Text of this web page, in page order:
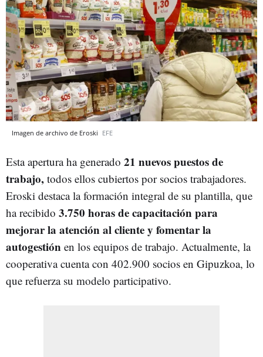
Imagen de archivo de Eroski EFE
Esta apertura ha generado 21 nuevos puestos de
trabajo, todos ellos cubiertos por socios trabajadores.
Eroski destaca la formación integral de su plantilla, que
ha recibido 3.750 horas de capacitación para
mejorar la atención al cliente y fomentar la
autogestión en los equipos de trabajo. Actualmente, la
cooperativa cuenta con 402.900 socios en Gipuzkoa, lo
que refuerza su modelo participativo.